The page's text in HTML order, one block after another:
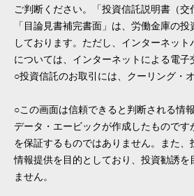
ご判断ください。「投資信託説明書（
「目論見書補完書面」は、労働金庫の
しております。ただし、インターネット
については、インターネットによる電子
○投資信託のお取引には、クーリング・
○この画面は信頼できると判断される情
データ・エービックが作成したものです
を保証するものではありません。また
情報提供を目的としており、投資勧誘を
ません。